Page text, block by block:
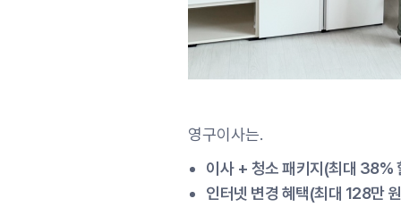
영구이사는.
이사 + 청소 패키지(최대 38%
인터넷 변경 혜택(최대 128만